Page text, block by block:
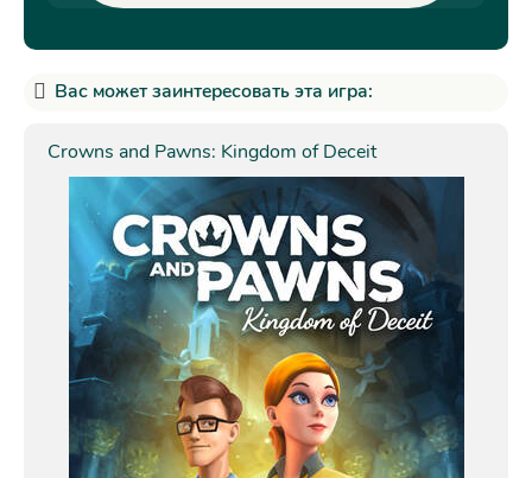
Вас может заинтересовать эта игра:
Crowns and Pawns: Kingdom of Deceit